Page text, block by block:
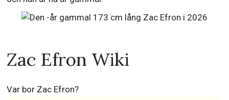
Zac Efron Wiki
Var bor Zac Efron?